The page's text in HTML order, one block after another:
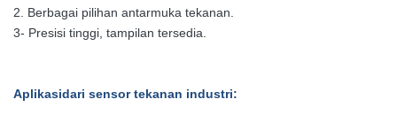
2. Berbagai pilihan antarmuka tekanan.
3- Presisi tinggi, tampilan tersedia.
Aplikasidari sensor tekanan industri: